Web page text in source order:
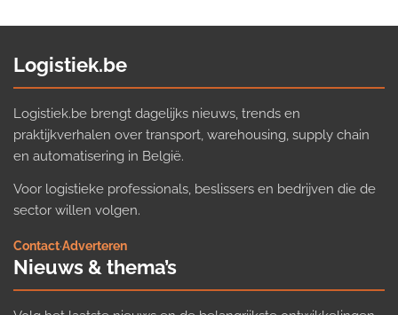
Logistiek.be
Logistiek.be brengt dagelijks nieuws, trends en
praktijkverhalen over transport, warehousing, supply chain
en automatisering in België.
Voor logistieke professionals, beslissers en bedrijven die de
sector willen volgen.
Contact·Adverteren
Nieuws & thema’s